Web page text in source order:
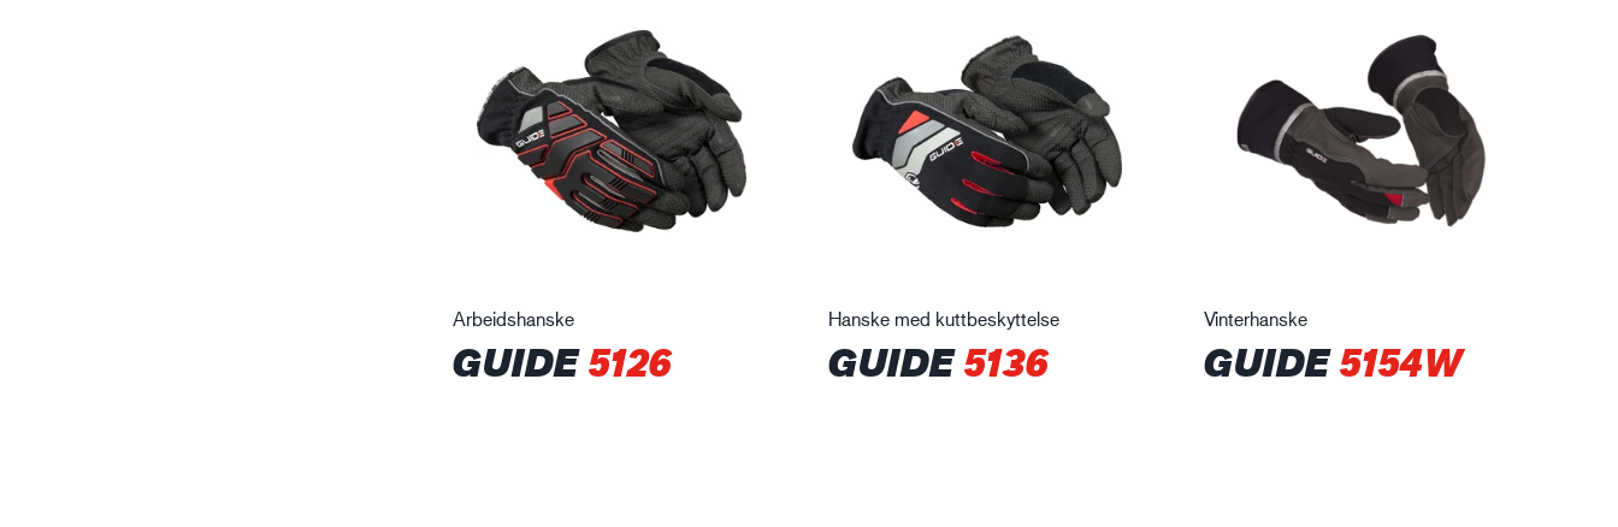
Arbeidshanske
GUIDE5126
Hanske med kuttbeskyttelse
GUIDE5136
Vinterhanske
GUIDE5154W